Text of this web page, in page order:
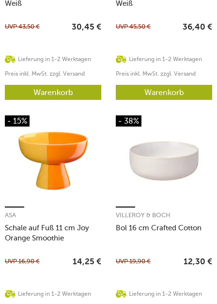
Weiß
Lieferung in 1-2 Werktagen
UVP43,50 € 30,45 €
Preis inkl. MwSt. zzgl. Versand
Warenkorb
Weiß
Lieferung in 1-2 Werktagen
UVP45,50 € 36,40 €
Preis inkl. MwSt. zzgl. Versand
Warenkorb
- 15%
Schale auf Fuß 11 cm Joy
Orange Smoothie
ASA
Lieferung in 1-2 Werktagen
UVP16,90 € 14,25 €
- 38%
Bol 16 cm Crafted Cotton
VILLEROY & BOCH
Lieferung in 1-2 Werktagen
UVP19,90 € 12,30 €